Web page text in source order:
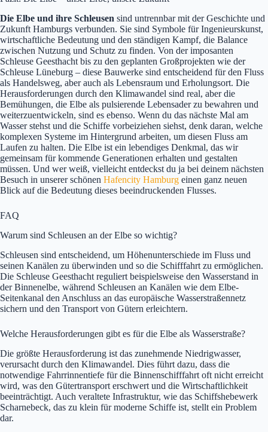
Die Elbe und ihre Schleusen sind untrennbar mit der Geschichte und
Zukunft Hamburgs verbunden. Sie sind Symbole für Ingenieurskunst,
wirtschaftliche Bedeutung und den ständigen Kampf, die Balance
zwischen Nutzung und Schutz zu finden. Von der imposanten
Schleuse Geesthacht bis zu den geplanten Großprojekten wie der
Schleuse Lüneburg – diese Bauwerke sind entscheidend für den Fluss
als Handelsweg, aber auch als Lebensraum und Erholungsort. Die
Herausforderungen durch den Klimawandel sind real, aber die
Bemühungen, die Elbe als pulsierende Lebensader zu bewahren und
weiterzuentwickeln, sind es ebenso. Wenn du das nächste Mal am
Wasser stehst und die Schiffe vorbeiziehen siehst, denk daran, welche
komplexen Systeme im Hintergrund arbeiten, um diesen Fluss am
Laufen zu halten. Die Elbe ist ein lebendiges Denkmal, das wir
gemeinsam für kommende Generationen erhalten und gestalten
müssen. Und wer weiß, vielleicht entdeckst du ja bei deinem nächsten
Besuch in unserer schönen Hafencity Hamburg einen ganz neuen
Blick auf die Bedeutung dieses beeindruckenden Flusses.
FAQ
Warum sind Schleusen an der Elbe so wichtig?
Schleusen sind entscheidend, um Höhenunterschiede im Fluss und
seinen Kanälen zu überwinden und so die Schifffahrt zu ermöglichen.
Die Schleuse Geesthacht reguliert beispielsweise den Wasserstand in
der Binnenelbe, während Schleusen an Kanälen wie dem Elbe-
Seitenkanal den Anschluss an das europäische Wasserstraßennetz
sichern und den Transport von Gütern erleichtern.
Welche Herausforderungen gibt es für die Elbe als Wasserstraße?
Die größte Herausforderung ist das zunehmende Niedrigwasser,
verursacht durch den Klimawandel. Dies führt dazu, dass die
notwendige Fahrrinnentiefe für die Binnenschifffahrt oft nicht erreicht
wird, was den Gütertransport erschwert und die Wirtschaftlichkeit
beeinträchtigt. Auch veraltete Infrastruktur, wie das Schiffshebewerk
Scharnebeck, das zu klein für moderne Schiffe ist, stellt ein Problem
dar.